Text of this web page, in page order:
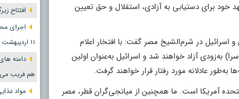
خود برای دستیابی به آزادی، استقلال و حق تعیین
در شرم‌الشیخ مصر گفت: با افتخار اعلام
به‌زودی آزاد خواهند شد و اسرائیل به‌عنوان اولین
عادلانه مورد رفتار قرار خواهند گرفت.
آمریکا است. ما همچنین از میانجی‌گران قطر، مصر
افتتاح
اجرای
١١ اردیبهشت
دامنه
هم فریب
مواد